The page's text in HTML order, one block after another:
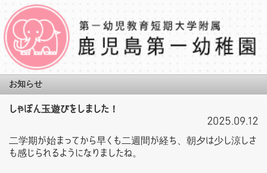
お知らせ
しゃぼん玉遊びをしました！
2025.09.12
二学期が始まってから早くも二週間が経ち、朝夕は少し涼しさ
も感じられるようになりましたね。